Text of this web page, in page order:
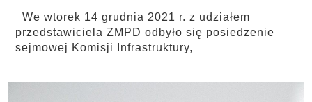
We wtorek 14 grudnia 2021 r. z udziałem
przedstawiciela ZMPD odbyło się posiedzenie
sejmowej Komisji Infrastruktury,